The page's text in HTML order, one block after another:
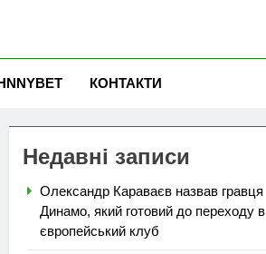
КОНТАКТИ
Недавні записи
Олександр Караваєв назвав гравця
Динамо, який готовий до переходу в
європейський клуб